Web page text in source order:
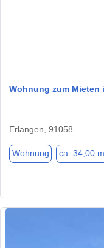
Wohnung zum Mieten
Erlangen, 91058
Wohnung ca. 34,00